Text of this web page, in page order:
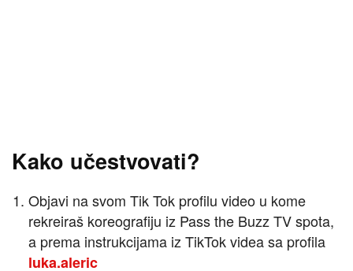
Kako učestvovati?
Objavi na svom Tik Tok profilu video u kome
rekreiraš koreografiju iz Pass the Buzz TV spota,
a prema instrukcijama iz TikTok videa sa profila
luka.aleric